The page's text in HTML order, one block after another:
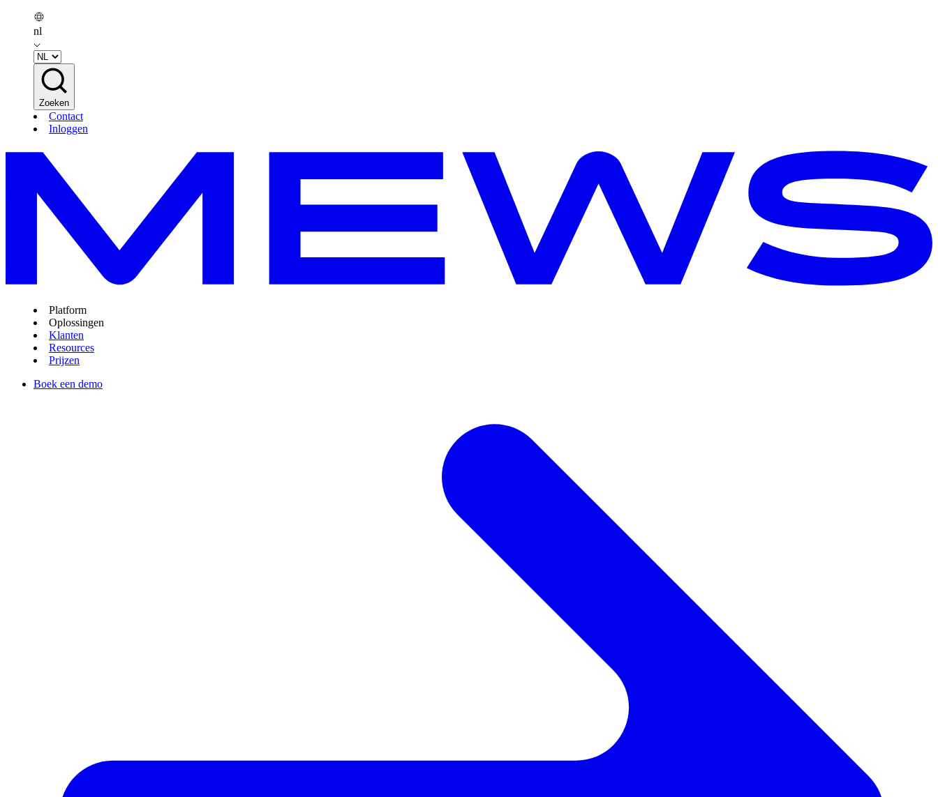
nl
Zoeken
Contact
Inloggen
Platform
Oplossingen
Klanten
Resources
Prijzen
Boek een demo